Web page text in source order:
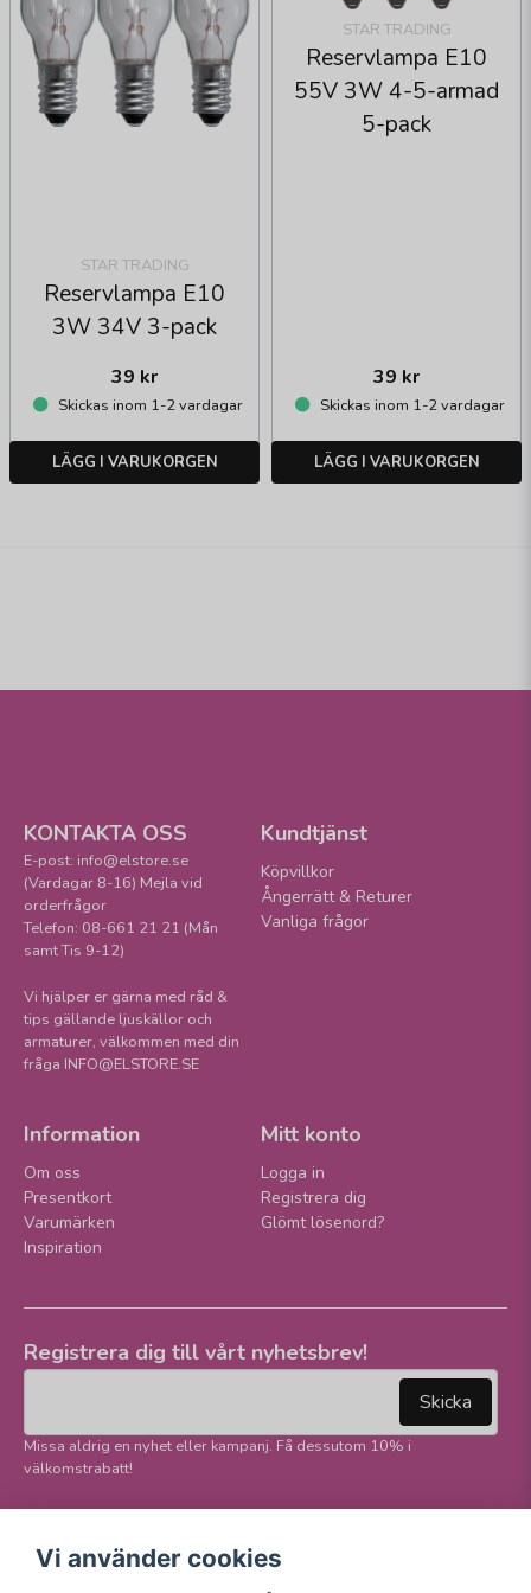
STAR TRADING
Reservlampa E10
3W 34V 3-pack
39 kr
Skickas inom 1-2 vardagar
LÄGG I VARUKORGEN
STAR TRADING
Reservlampa E10
55V 3W 4-5-armad
5-pack
39 kr
Skickas inom 1-2 vardagar
LÄGG I VARUKORGEN
KONTAKTA OSS
E-post: info@elstore.se
(Vardagar 8-16) Mejla vid
orderfrågor
Telefon: 08-661 21 21 (Mån
samt Tis 9-12)
Vi hjälper er gärna med råd &
tips gällande ljuskällor och
armaturer, välkommen med din
fråga INFO@ELSTORE.SE
Kundtjänst
Köpvillkor
Ångerrätt & Returer
Vanliga frågor
Information
Om oss
Presentkort
Varumärken
Inspiration
Mitt konto
Logga in
Registrera dig
Glömt lösenord?
Registrera dig till vårt nyhetsbrev!
Skicka
Missa aldrig en nyhet eller kampanj. Få dessutom 10% i
välkomstrabatt!
sociala medier!
E-handel
Vi använder cookies